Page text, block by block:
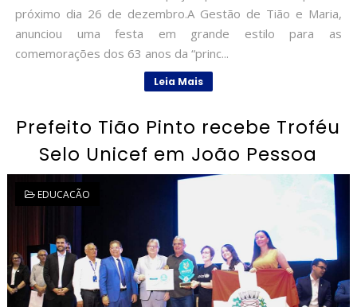
próximo dia 26 de dezembro.A Gestão de Tião e Maria,
anunciou uma festa em grande estilo para as
comemorações dos 63 anos da “princ...
Leia Mais
Prefeito Tião Pinto recebe Troféu
Selo Unicef em João Pessoa
EDUCACÃO